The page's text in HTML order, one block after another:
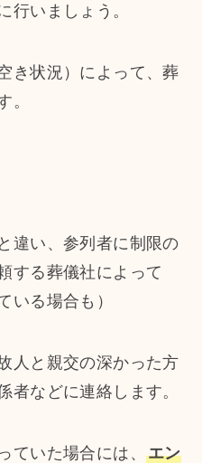
行いましょう。
き状況）によって、葬
。
違い、参列者に制限の
する葬儀社によって
いる場合も）
人と親交の深かった方
者などに連絡します。
ていた場合には、 エン